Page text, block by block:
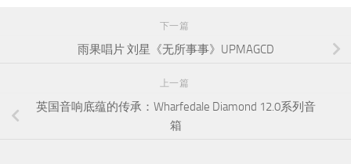
下一篇
雨果唱片 刘星《无所事事》UPMAGCD
上一篇
英国音响底蕴的传承：Wharfedale Diamond 12.0系列音
箱